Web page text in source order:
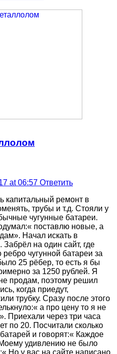
at 06:57 Ответить
капитальный ремонт в
трубы и т.д. Стояли у
чугунные батареи.
поставлю новые, а
Начал искать в
Забрёл на один сайт, где
чугунной батареи за
25 рёбер, то есть я бы
за 1250 рублей. Я
продам, поэтому решил
когда приедут,
трубку. Сразу после этого
а про цену то я не
Приехали через три часа
по 20. Посчитали сколько
и говорят:« Каждое
удивлению не было
Но у вас на сайте написано,